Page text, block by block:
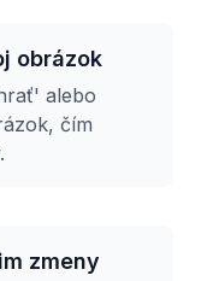
obrázok
alebo
čím
zmeny